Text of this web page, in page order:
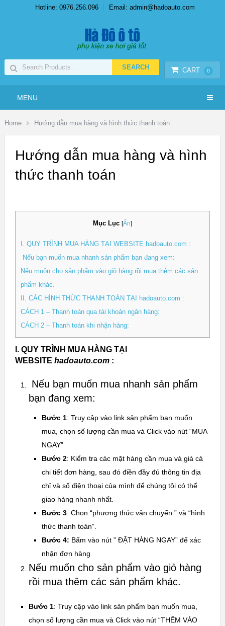
Hotline: 0976.256.096 Email: admin@hadoauto.com
CART 0
MENU
Home Hướng dẫn mua hàng và hình thức thanh toán
Hướng dẫn mua hàng và hình
thức thanh toán
Mục Lục [Ẩn]
I. QUY TRÌNH MUA HÀNG TẠI WEBSITE hadoauto.com :
Nếu bạn muốn mua nhanh sản phẩm bạn đang xem:
Nếu muốn cho sản phẩm vào giỏ hàng rồi mua thêm các sản
phẩm khác.
II. CÁC HÌNH THỨC THANH TOÁN TẠI hadoauto.com :
CÁCH 1 – Thanh toán qua tài khoản ngân hàng:
CÁCH 2 – Thanh toán khi nhận hàng:
I. QUY TRÌNH MUA HÀNG TẠI
WEBSITE hadoauto.com:
Nếu bạn muốn mua nhanh sản phẩm
bạn đang xem:
Bước 1: Truy cập vào link sản phẩm bạn muốn
mua, chọn số lượng cần mua và Click vào nút “MUA
NGAY”
Bước 2: Kiểm tra các mặt hàng cần mua và giá cả
chi tiết đơn hàng, sau đó điền đầy đủ thông tin địa
chỉ và số điện thoại của mình để chúng tôi có thể
giao hàng nhanh nhất.
Bước 3: Chọn “phương thức vận chuyển ” và “hình
thức thanh toán”.
Bước 4: Bấm vào nút ” ĐẶT HÀNG NGAY” để xác
nhận đơn hàng
Nếu muốn cho sản phẩm vào giỏ hàng
rồi mua thêm các sản phẩm khác.
Bước 1: Truy cập vào link sản phẩm bạn muốn mua,
chọn số lượng cần mua và Click vào nút “THÊM VÀO